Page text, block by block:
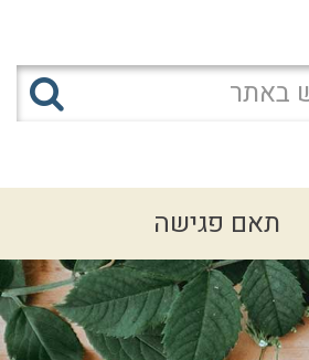
תאם פגישה